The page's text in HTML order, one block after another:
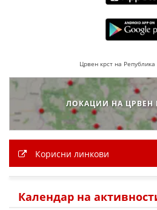
Црвен крст на
ЛОКАЦИИ НА ЦРВЕН
Корисни линкови
Календар на